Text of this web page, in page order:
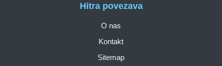
Hitra povezava
O nas
Kontakt
Sitemap